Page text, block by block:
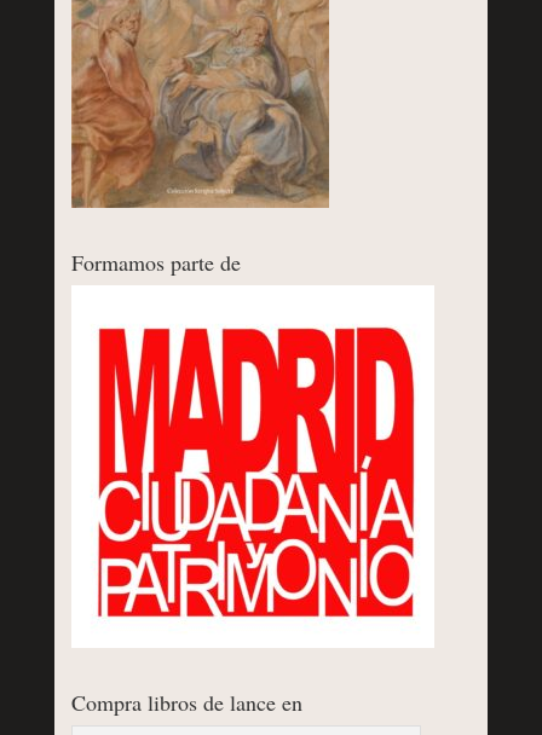
Formamos parte de
Compra libros de lance en